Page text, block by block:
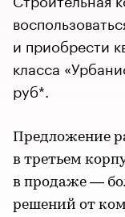
и приобрести
класса
руб*.
Предложение
в третьем
в продаже —
решений от